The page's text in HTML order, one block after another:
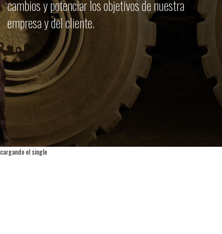
cambios y potenciar los objetivos de nuestra
empresa y del cliente.
cargando el single